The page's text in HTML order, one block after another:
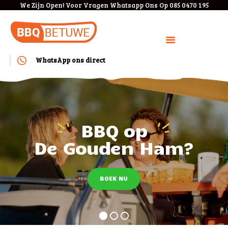
We Zijn Open! Voor Vragen Whatsapp Ons Op 085 0470 195
WhatsApp ons direct
HOME
BOEKEN
BEDRIJVEN
MENU
KOSTEN
ANNULEREN/VERPLAAT
SEN
VEEL GESTELDE
VRAGEN
CONTACT
Geniet van
De Gouden Ham